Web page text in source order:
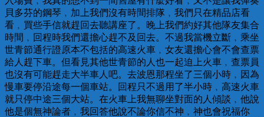
貝多芬的鋼琴﹐加上我們沒有時間排隊﹐我們只在精品店看
看﹐買些手信就趕回去聽講座了。晚上我們約好其他隊友集合
時間﹐回程時我們還擔心趕不及回去。不過我當機立斷﹐乘坐
世青節通行證原本不包括的高速火車﹐女友還擔心會不會查票
給人趕下車。但看見其他世青節的人也一起迫上火車﹐查票員
也沒有可能趕走大半車人吧。去波恩那程坐了三個小時﹐因為
慢車要停沿途每一個車站。回程只不過用了半小時﹐高速火車
就只停中途三個大站。在火車上我無聊坐對面的人傾談﹐他說
他是個無神論者﹐我回答他說不論你信不神﹐神也會祝福你